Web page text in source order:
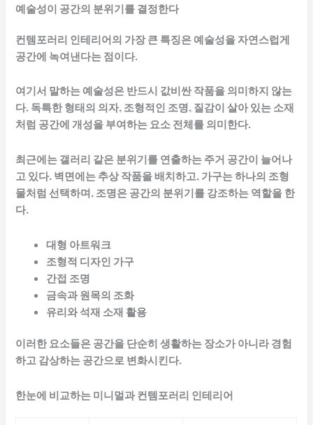
예술성이 공간의 분위기를 결정한다
컨템포러리 인테리어의 가장 큰 특징은 예술성을 자연스럽게
공간에 녹여낸다는 점이다.
여기서 말하는 예술성은 반드시 값비싼 작품을 의미하지 않는
다. 독특한 형태의 의자, 조형적인 조명, 질감이 살아 있는 소재
처럼 공간에 개성을 부여하는 요소 전체를 의미한다.
최근에는 갤러리 같은 분위기를 연출하는 주거 공간이 늘어나
고 있다. 벽면에는 추상 작품을 배치하고, 가구는 하나의 조형
물처럼 선택하며, 조명은 공간의 분위기를 강조하는 역할을 한
다.
대형 아트워크
조형적 디자인 가구
간접 조명
금속과 원목의 조화
유리와 석재 소재 활용
이러한 요소들은 공간을 단순히 생활하는 장소가 아니라 경험
하고 감상하는 공간으로 변화시킨다.
한눈에 비교하는 미니멀과 컨템포러리 인테리어